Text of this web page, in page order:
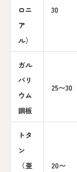
ロニ
ア
ル）
30
ガル
バリ
ウム
鋼板
25〜30
トタ
ン
（亜
20〜